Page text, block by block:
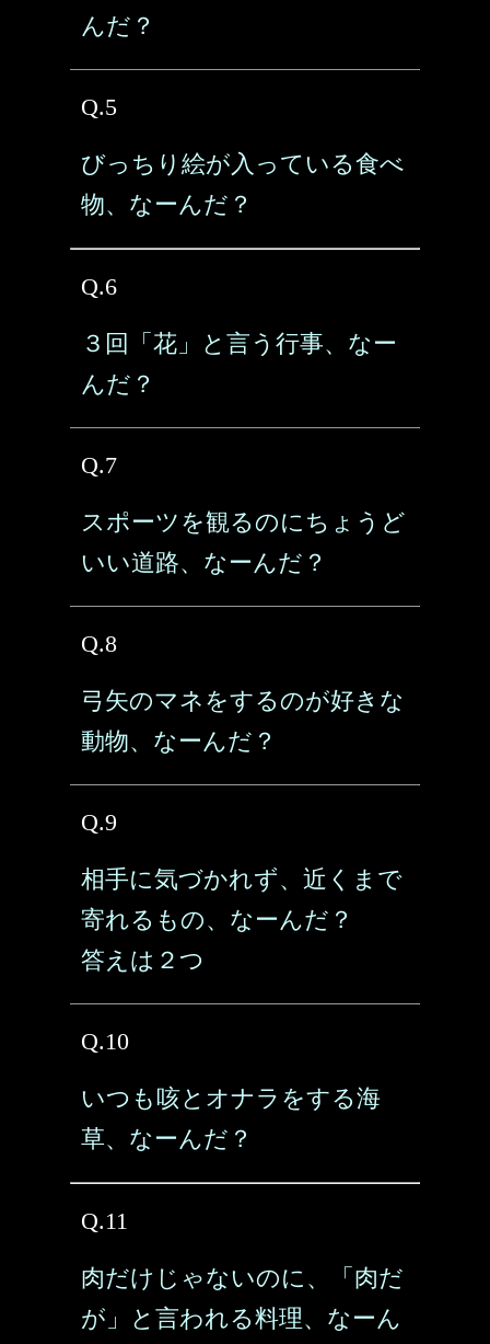
んだ？
Q.5
びっちり絵が入っている食べ
物、なーんだ？
Q.6
３回「花」と言う行事、なー
んだ？
Q.7
スポーツを観るのにちょうど
いい道路、なーんだ？
Q.8
弓矢のマネをするのが好きな
動物、なーんだ？
Q.9
相手に気づかれず、近くまで
寄れるもの、なーんだ？
答えは２つ
Q.10
いつも咳とオナラをする海
草、なーんだ？
Q.11
肉だけじゃないのに、「肉だ
が」と言われる料理、なーん